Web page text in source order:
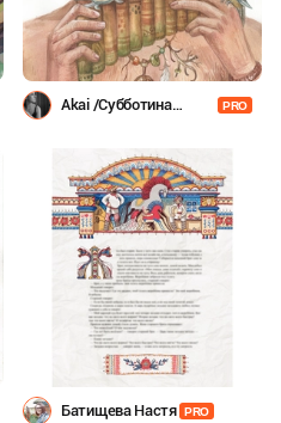
Akai /Субботина
PRO
Батищева Настя PRO